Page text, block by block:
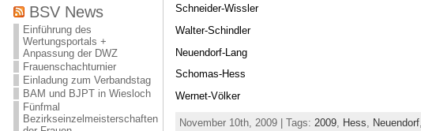
BSV News
Einführung des
Wertungsportals +
Anpassung der DWZ
Frauenschachturnier
Einladung zum Verbandstag
BAM und BJPT in Wiesloch
Fünfmal
Bezirkseinzelmeisterschaften
Schneider-Wissler
Walter-Schindler
Neuendorf-Lang
Schomas-Hess
Wernet-Völker
November 10th, 2009 | Tags: 2009, Hess Neuendorf,